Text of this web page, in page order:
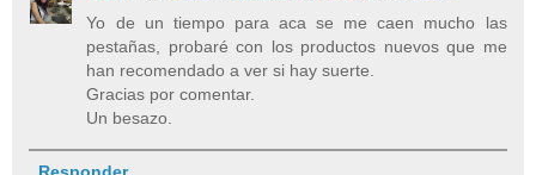
Yo de un tiempo para aca se me caen mucho las
pestañas, probaré con los productos nuevos que me
han recomendado a ver si hay suerte.
Gracias por comentar.
Un besazo.